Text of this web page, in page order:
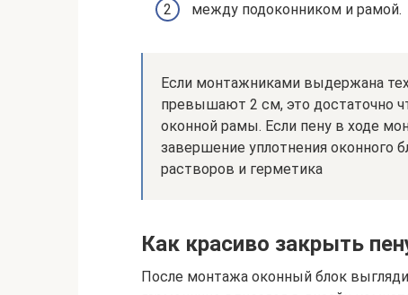
между подоконником и рамой.
Если монтажниками выдержана
превышают 2 см, это достаточно
оконной рамы. Если пену в ходе
завершение уплотнения
растворов и герметика
Как красиво закрыть
После монтажа оконный блок